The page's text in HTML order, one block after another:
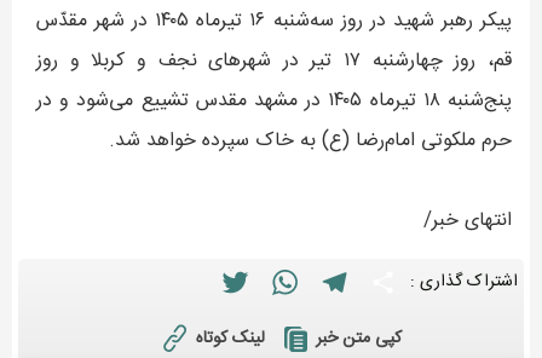
پیکر رهبر شهید در روز سه‌شنبه ۱۶ تیرماه ۱۴۰۵ در شهر مقدّس
قم، روز چهارشنبه ۱۷ تیر در شهرهای نجف و کربلا و روز
پنج‌شنبه ۱۸ تیرماه ۱۴۰۵ در مشهد مقدس تشییع می‌شود و در
حرم ملکوتی امام‌رضا (ع) به خاک سپرده خواهد شد.
انتهای خبر/
اشتراک گذاری : Twitter
WhatsAppTelegram
کپی متن خبر لینک کوتاه